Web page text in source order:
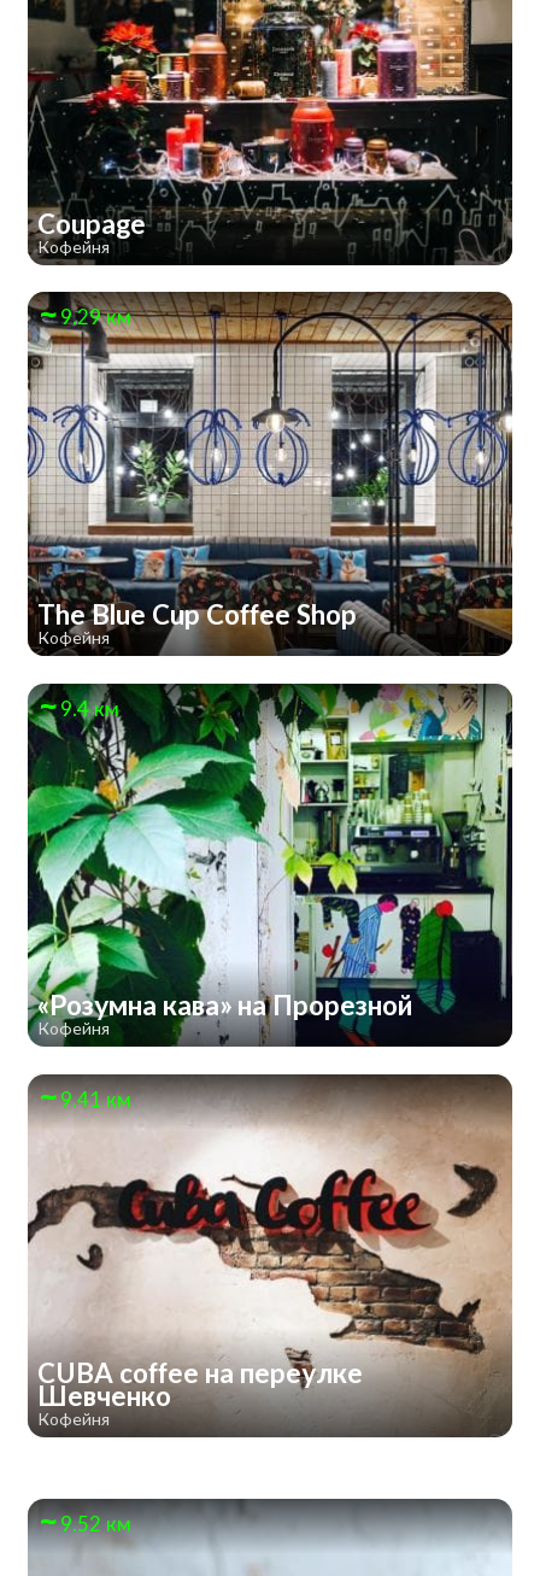
Coupage
Кофейня
9.29 км
The Blue Cup Coffee Shop
Кофейня
9.4 км
«Розумна кава» на Прорезной
Кофейня
9.41 км
CUBA coffee на переулке
Шевченко
Кофейня
9.52 км